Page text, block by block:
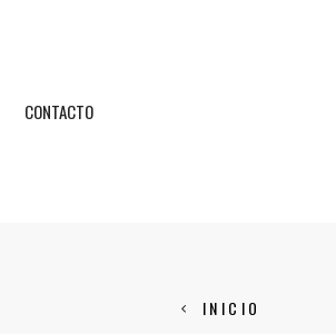
CONTACTO
INICIO